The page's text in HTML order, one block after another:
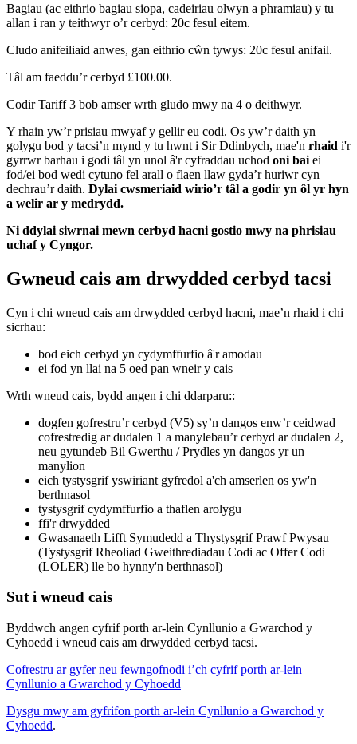
Bagiau (ac eithrio bagiau siopa, cadeiriau olwyn a phramiau) y tu
allan i ran y teithwyr o’r cerbyd: 20c fesul eitem.
Cludo anifeiliaid anwes, gan eithrio cŵn tywys: 20c fesul anifail.
Tâl am faeddu’r cerbyd £100.00.
Codir Tariff 3 bob amser wrth gludo mwy na 4 o deithwyr.
Y rhain yw’r prisiau mwyaf y gellir eu codi. Os yw’r daith yn
golygu bod y tacsi’n mynd y tu hwnt i Sir Ddinbych, mae'n rhaid i'r
gyrrwr barhau i godi tâl yn unol â'r cyfraddau uchod oni bai ei
fod/ei bod wedi cytuno fel arall o flaen llaw gyda’r huriwr cyn
dechrau’r daith. Dylai cwsmeriaid wirio’r tâl a godir yn ôl yr hyn
a welir ar y medrydd.
Ni ddylai siwrnai mewn cerbyd hacni gostio mwy na phrisiau
uchaf y Cyngor.
Gwneud cais am drwydded cerbyd tacsi
Cyn i chi wneud cais am drwydded cerbyd hacni, mae’n rhaid i chi
sicrhau:
bod eich cerbyd yn cydymffurfio â'r amodau
ei fod yn llai na 5 oed pan wneir y cais
Wrth wneud cais, bydd angen i chi ddarparu::
dogfen gofrestru’r cerbyd (V5) sy’n dangos enw’r ceidwad
cofrestredig ar dudalen 1 a manylebau’r cerbyd ar dudalen 2,
neu gytundeb Bil Gwerthu / Prydles yn dangos yr un
manylion
eich tystysgrif yswiriant gyfredol a'ch amserlen os yw'n
berthnasol
tystysgrif cydymffurfio a thaflen arolygu
ffi'r drwydded
Gwasanaeth Lifft Symudedd a Thystysgrif Prawf Pwysau
(Tystysgrif Rheoliad Gweithrediadau Codi ac Offer Codi
(LOLER) lle bo hynny'n berthnasol)
Sut i wneud cais
Byddwch angen cyfrif porth ar-lein Cynllunio a Gwarchod y
Cyhoedd i wneud cais am drwydded cerbyd tacsi.
Cofrestru ar gyfer neu fewngofnodi i’ch cyfrif porth ar-lein
Cynllunio a Gwarchod y Cyhoedd
Dysgu mwy am gyfrifon porth ar-lein Cynllunio a Gwarchod y
Cyhoedd.